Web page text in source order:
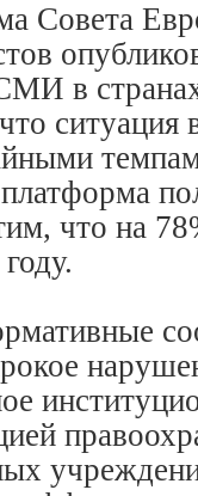
Совета
в
ситуация
что на